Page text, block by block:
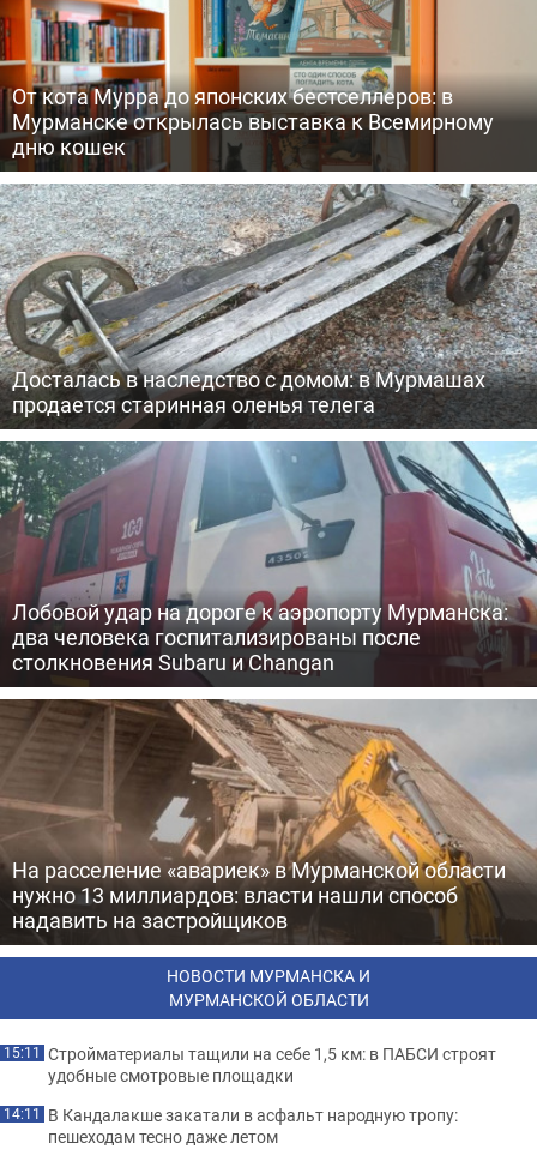
От кота Мурра до японских бестселлеров: в
Мурманске открылась выставка к Всемирному
дню кошек
Досталась в наследство с домом: в Мурмашах
продается старинная оленья телега
Лобовой удар на дороге к аэропорту Мурманска:
два человека госпитализированы после
столкновения Subaru и Changan
На расселение «авариек» в Мурманской области
нужно 13 миллиардов: власти нашли способ
надавить на застройщиков
НОВОСТИ МУРМАНСКА И
МУРМАНСКОЙ ОБЛАСТИ
15:11 Стройматериалы тащили на себе 1,5 км: в ПАБСИ строят
удобные смотровые площадки
14:11 В Кандалакше закатали в асфальт народную тропу:
пешеходам тесно даже летом